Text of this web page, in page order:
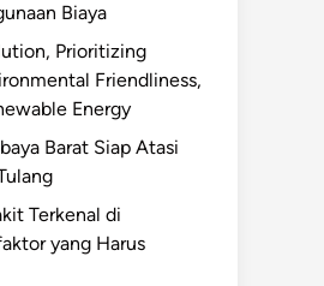
Biaya
Prioritizing
Friendliness,
Energy
Barat Siap Atasi
Terkenal di
yang Harus